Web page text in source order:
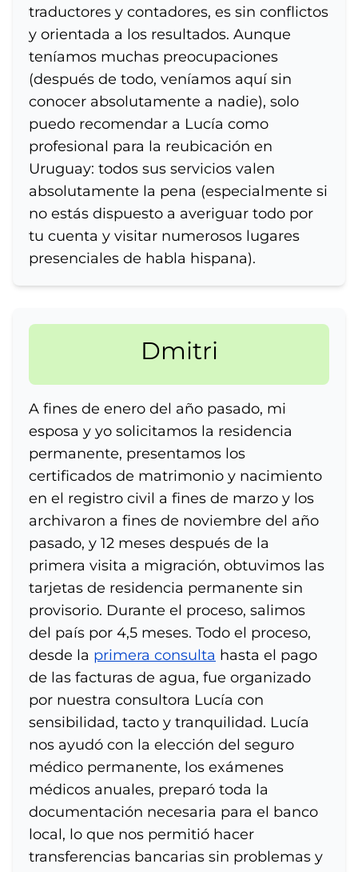
traductores y contadores, es sin conflictos
y orientada a los resultados. Aunque
teníamos muchas preocupaciones
(después de todo, veníamos aquí sin
conocer absolutamente a nadie), solo
puedo recomendar a Lucía como
profesional para la reubicación en
Uruguay: todos sus servicios valen
absolutamente la pena (especialmente si
no estás dispuesto a averiguar todo por
tu cuenta y visitar numerosos lugares
presenciales de habla hispana).
Dmitri
A fines de enero del año pasado, mi
esposa y yo solicitamos la residencia
permanente, presentamos los
certificados de matrimonio y nacimiento
en el registro civil a fines de marzo y los
archivaron a fines de noviembre del año
pasado, y 12 meses después de la
primera visita a migración, obtuvimos las
tarjetas de residencia permanente sin
provisorio. Durante el proceso, salimos
del país por 4,5 meses. Todo el proceso,
desde la primera consulta hasta el pago
de las facturas de agua, fue organizado
por nuestra consultora Lucía con
sensibilidad, tacto y tranquilidad. Lucía
nos ayudó con la elección del seguro
médico permanente, los exámenes
médicos anuales, preparó toda la
documentación necesaria para el banco
local, lo que nos permitió hacer
transferencias bancarias sin problemas y